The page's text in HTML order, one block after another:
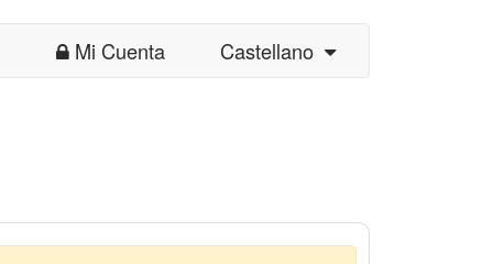
Mi Cuenta Castellano